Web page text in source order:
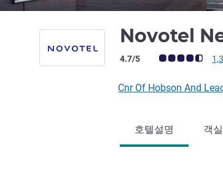
Novotel
고객 평점 (ALL 평가)
4.7/5
Cnr Of Hobson And
호텔설명 객실